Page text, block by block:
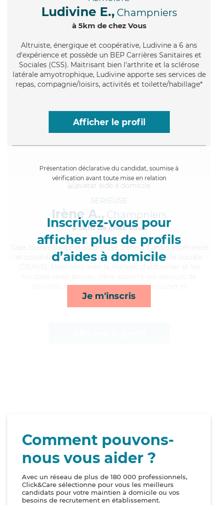
Ludivine E., Champniers
à 5km de chez Vous
Altruiste, énergique et coopérative, Ludivine a 6 ans
d'expérience et possède un BEP Carrières Sanitaires et
Sociales (CSS). Maitrisant bien l'arthrite et la sclérose
latérale amyotrophique, Ludivine apporte ses services de
repas, compagnie/loisirs, activités et toilette/habillage*
Afficher le profil
Présentation déclarative du candidat, soumise à
vérification avant toute mise en relation
Inscrivez-vous pour
afficher plus de profils
d’aides à domicile
Je m'inscris
SÉRIEUSE
Irène A., Champniers
à 5km de chez Vous
, bienveillante et soigneuse, Irène a 7 ans d'expérience
et possède un diplôme d'État d'Auxiliaire de Vie Sociale
activités, surveillance de nuit, lever/coucher et
compagnie/loisirs*
Comment pouvons-
nous vous aider ?
Avec un réseau de plus de 180 000 professionnels,
Click&Care sélectionne pour vous les meilleurs
candidats pour votre maintien à domicile ou vos
besoins de recrutement en établissement.